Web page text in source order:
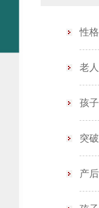
性
老
孩
突
产